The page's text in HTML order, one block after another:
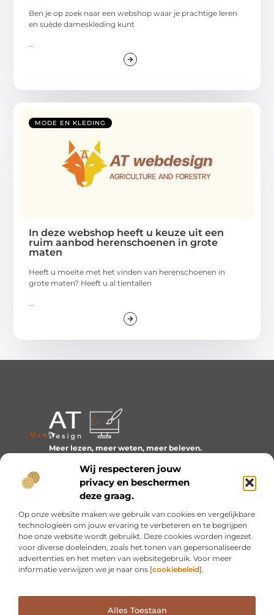
Wij respecteren jouw
privacy en beschermen
deze graag.
Op onze website maken we gebruik van cookies en vergelijkbare
technologieën om jouw ervaring te verbeteren en te begrijpen
hoe onze website wordt gebruikt. Deze cookies worden ingezet
voor diverse doeleinden, zoals het tonen van gepersonaliseerde
advertenties en het meten van websitegebruik. Voor meer
informatie verwijzen we je naar ons [cookiebeleid].
Alles Toestaan
Ben je op zoek naar een webshop waar je prachtige leren
en suède dameskleding kunt
...
MODE EN KLEDING
In deze webshop heeft u keuze uit een
ruim aanbod herenschoenen in grote
maten
Heeft u moeite met het vinden van herenschoenen in
grote maten? Heeft u al tientallen
Meer lezen, meer weten, meer beleven.
het dagelijks leven boeiend maakt.
Bericht categorie
Onze informatie